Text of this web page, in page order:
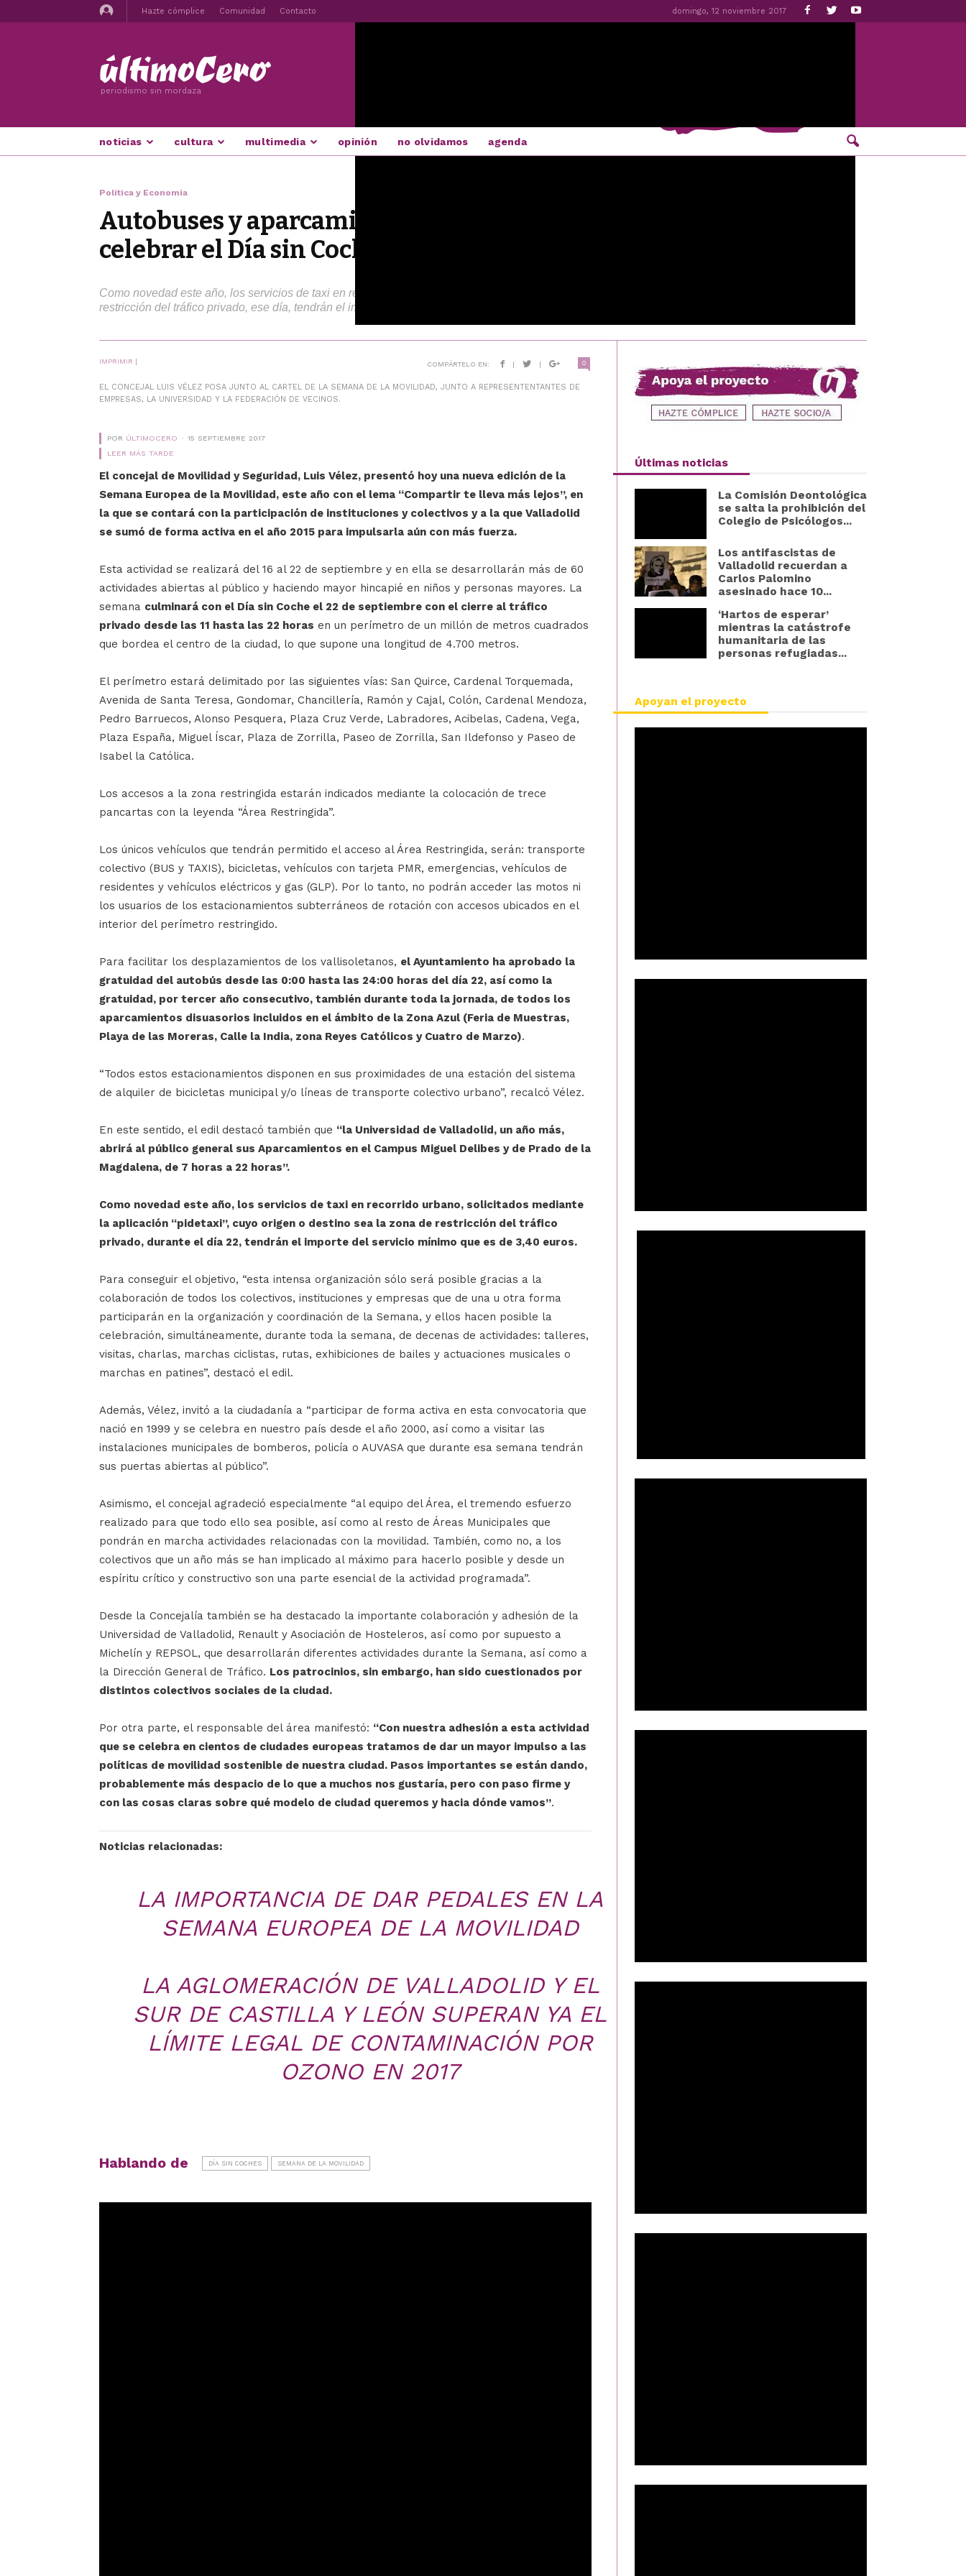
Hazte cómplice Comunidad Contacto domingo, 12 noviembre 2017
periodismo sin mordaza
noticias cultura multimedia opinión no olvidamos agenda
Política y Economía
Autobuses y aparcamientos gratis el 22 de septiembre para
celebrar el Día sin Coche
Como novedad este año, los servicios de taxi en recorrido urbano, solicitados mediante la aplicación “pidetaxi”, cuyo origen o destino sea la zona de
restricción del tráfico privado, ese día, tendrán el importe del servicio mínimo que es de 3,40 euros
IMPRIMIR | COMPÁRTELO EN: | | 0
EL CONCEJAL LUIS VÉLEZ POSA JUNTO AL CARTEL DE LA SEMANA DE LA MOVILIDAD, JUNTO A REPRESENTENTANTES DE
EMPRESAS, LA UNIVERSIDAD Y LA FEDERACIÓN DE VECINOS.
POR ÚLTIMOCERO
15 SEPTIEMBRE 2017
LEER MÁS TARDE
El concejal de Movilidad y Seguridad, Luis Vélez, presentó hoy una nueva edición de la
Semana Europea de la Movilidad, este año con el lema “Compartir te lleva más lejos”, en
la que se contará con la participación de instituciones y colectivos y a la que Valladolid
se sumó de forma activa en el año 2015 para impulsarla aún con más fuerza.
Esta actividad se realizará del 16 al 22 de septiembre y en ella se desarrollarán más de 60
actividades abiertas al público y haciendo mayor hincapié en niños y personas mayores. La
semana culminará con el Día sin Coche el 22 de septiembre con el cierre al tráfico
privado desde las 11 hasta las 22 horas en un perímetro de un millón de metros cuadrados
que bordea el centro de la ciudad, lo que supone una longitud de 4.700 metros.
El perímetro estará delimitado por las siguientes vías: San Quirce, Cardenal Torquemada,
Avenida de Santa Teresa, Gondomar, Chancillería, Ramón y Cajal, Colón, Cardenal Mendoza,
Pedro Barruecos, Alonso Pesquera, Plaza Cruz Verde, Labradores, Acibelas, Cadena, Vega,
Plaza España, Miguel Íscar, Plaza de Zorrilla, Paseo de Zorrilla, San Ildefonso y Paseo de
Isabel la Católica.
Los accesos a la zona restringida estarán indicados mediante la colocación de trece
pancartas con la leyenda “Área Restringida”.
Los únicos vehículos que tendrán permitido el acceso al Área Restringida, serán: transporte
colectivo (BUS y TAXIS), bicicletas, vehículos con tarjeta PMR, emergencias, vehículos de
residentes y vehículos eléctricos y gas (GLP). Por lo tanto, no podrán acceder las motos ni
los usuarios de los estacionamientos subterráneos de rotación con accesos ubicados en el
interior del perímetro restringido.
Para facilitar los desplazamientos de los vallisoletanos, el Ayuntamiento ha aprobado la
gratuidad del autobús desde las 0:00 hasta las 24:00 horas del día 22, así como la
gratuidad, por tercer año consecutivo, también durante toda la jornada, de todos los
aparcamientos disuasorios incluidos en el ámbito de la Zona Azul (Feria de Muestras,
Playa de las Moreras, Calle la India, zona Reyes Católicos y Cuatro de Marzo).
“Todos estos estacionamientos disponen en sus proximidades de una estación del sistema
de alquiler de bicicletas municipal y/o líneas de transporte colectivo urbano”, recalcó Vélez.
En este sentido, el edil destacó también que “la Universidad de Valladolid, un año más,
abrirá al público general sus Aparcamientos en el Campus Miguel Delibes y de Prado de la
Magdalena, de 7 horas a 22 horas”.
Como novedad este año, los servicios de taxi en recorrido urbano, solicitados mediante
la aplicación “pidetaxi”, cuyo origen o destino sea la zona de restricción del tráfico
privado, durante el día 22, tendrán el importe del servicio mínimo que es de 3,40 euros.
Para conseguir el objetivo, “esta intensa organización sólo será posible gracias a la
colaboración de todos los colectivos, instituciones y empresas que de una u otra forma
participarán en la organización y coordinación de la Semana, y ellos hacen posible la
celebración, simultáneamente, durante toda la semana, de decenas de actividades: talleres,
visitas, charlas, marchas ciclistas, rutas, exhibiciones de bailes y actuaciones musicales o
marchas en patines”, destacó el edil.
Además, Vélez, invitó a la ciudadanía a “participar de forma activa en esta convocatoria que
nació en 1999 y se celebra en nuestro país desde el año 2000, así como a visitar las
instalaciones municipales de bomberos, policía o AUVASA que durante esa semana tendrán
sus puertas abiertas al público”.
Asimismo, el concejal agradeció especialmente “al equipo del Área, el tremendo esfuerzo
realizado para que todo ello sea posible, así como al resto de Áreas Municipales que
pondrán en marcha actividades relacionadas con la movilidad. También, como no, a los
colectivos que un año más se han implicado al máximo para hacerlo posible y desde un
espíritu crítico y constructivo son una parte esencial de la actividad programada”.
Desde la Concejalía también se ha destacado la importante colaboración y adhesión de la
Universidad de Valladolid, Renault y Asociación de Hosteleros, así como por supuesto a
Michelín y REPSOL, que desarrollarán diferentes actividades durante la Semana, así como a
la Dirección General de Tráfico. Los patrocinios, sin embargo, han sido cuestionados por
distintos colectivos sociales de la ciudad.
Por otra parte, el responsable del área manifestó: “Con nuestra adhesión a esta actividad
que se celebra en cientos de ciudades europeas tratamos de dar un mayor impulso a las
políticas de movilidad sostenible de nuestra ciudad. Pasos importantes se están dando,
probablemente más despacio de lo que a muchos nos gustaría, pero con paso firme y
con las cosas claras sobre qué modelo de ciudad queremos y hacia dónde vamos”.
Noticias relacionadas:
LA IMPORTANCIA DE DAR PEDALES EN LA
SEMANA EUROPEA DE LA MOVILIDAD
LA AGLOMERACIÓN DE VALLADOLID Y EL
SUR DE CASTILLA Y LEÓN SUPERAN YA EL
LÍMITE LEGAL DE CONTAMINACIÓN POR
OZONO EN 2017
Hablando de DÍA SIN COCHES SEMANA DE LA MOVILIDAD
Últimas noticias
La Comisión Deontológica
se salta la prohibición del
Colegio de Psicólogos...
Los antifascistas de
Valladolid recuerdan a
Carlos Palomino
asesinado hace 10...
‘Hartos de esperar’
mientras la catástrofe
humanitaria de las
personas refugiadas...
Apoyan el proyecto